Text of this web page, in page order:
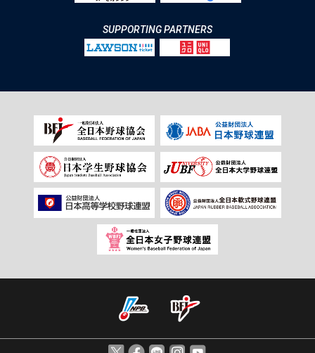
SUPPORTING PARTNERS